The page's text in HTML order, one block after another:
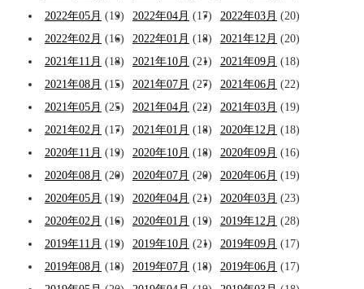
2022年05月 (19) 2022年04月 (17) 2022年03月 (20)
2022年02月 (16) 2022年01月 (18) 2021年12月 (20)
2021年11月 (18) 2021年10月 (21) 2021年09月 (18)
2021年08月 (15) 2021年07月 (27) 2021年06月 (22)
2021年05月 (25) 2021年04月 (22) 2021年03月 (19)
2021年02月 (17) 2021年01月 (18) 2020年12月 (18)
2020年11月 (19) 2020年10月 (18) 2020年09月 (16)
2020年08月 (20) 2020年07月 (20) 2020年06月 (19)
2020年05月 (19) 2020年04月 (21) 2020年03月 (23)
2020年02月 (16) 2020年01月 (19) 2019年12月 (28)
2019年11月 (19) 2019年10月 (21) 2019年09月 (17)
2019年08月 (18) 2019年07月 (18) 2019年06月 (17)